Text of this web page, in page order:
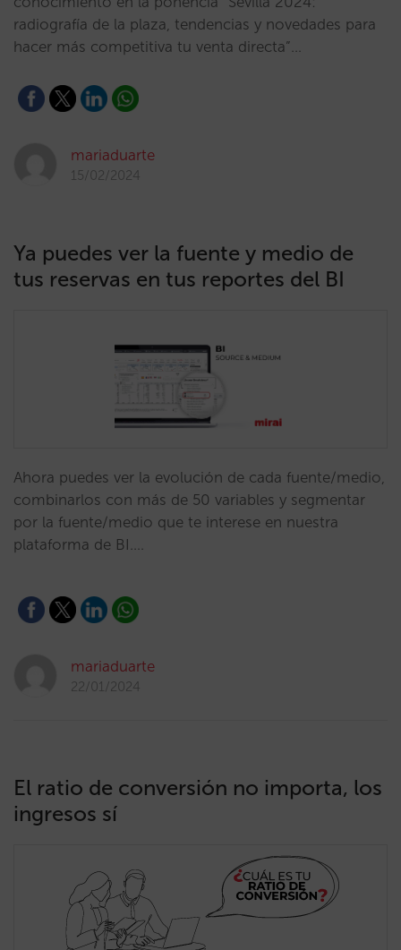
radiografía de la plaza, tendencias y novedades para
hacer más competitiva tu venta directa”…
mariaduarte
15/02/2024
Ya puedes ver la fuente y medio de
tus reservas en tus reportes del BI
Ahora puedes ver la evolución de cada fuente/medio,
combinarlos con más de 50 variables y segmentar
por la fuente/medio que te interese en nuestra
plataforma de BI.…
mariaduarte
22/01/2024
El ratio de conversión no importa, los
ingresos sí